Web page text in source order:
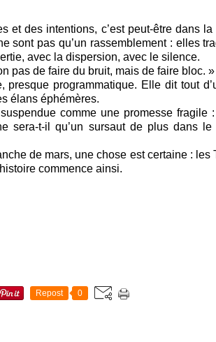
et des intentions, c’est peut-être dans
sont pas qu’un rassemblement : elles
avec la dispersion, avec le silence.
pas de faire du bruit, mais de faire bloc. »
presque programmatique. Elle dit tout
élans éphémères.
comme une promesse fragile
sera-t-il qu’un sursaut de plus dans
de mars, une chose est certaine : les
commence ainsi.
Repost 0